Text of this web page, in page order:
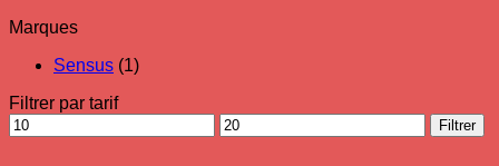
Marques
Sensus (1)
Filtrer par tarif
Prix
min
Prix
max
Filtrer